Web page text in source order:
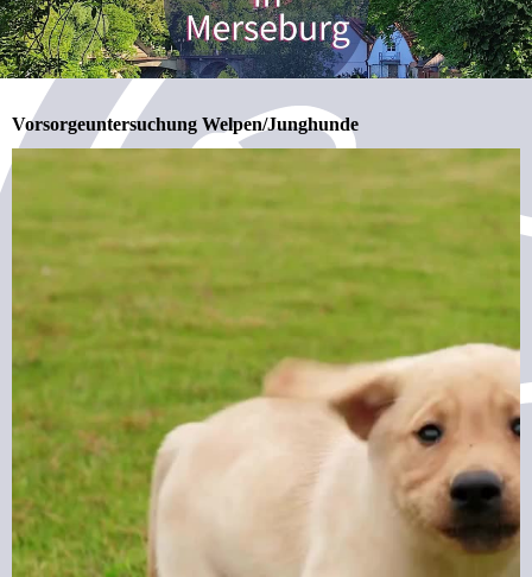
Vorsorgeuntersuchung Welpen/Junghunde